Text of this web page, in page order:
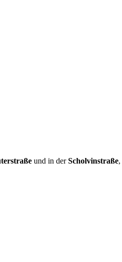
und in derScholvinstraße,